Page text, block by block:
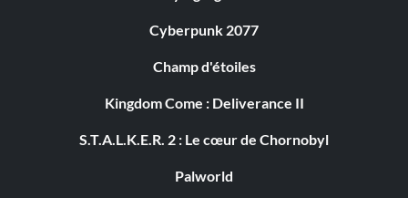
Cyberpunk 2077
Champ d'étoiles
Kingdom Come : Deliverance II
S.T.A.L.K.E.R. 2 : Le cœur de Chornobyl
Palworld